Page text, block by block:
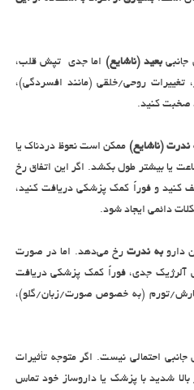
بعید (ناشایع)اما جدی تپش قلب،
تغییرات روحی/خلقی (مانند افسردگی)،
صخبت کنید.
ندرت (ناشایع)ممکن است نعوظ دردناک یا
را تجربه کنند که ۴ ساعت یا بیشتر طول بکشد. اگر این اتفاق رخ
کنید و فوراً کمک پزشکی دریافت کنید،
دائمی ایجاد شود.
دارو به ندرترخ می‌دهد. اما در صورت
آلرژیک جدی، فوراً کمک پزشکی دریافت
خارش/تورم (به خصوص صورت/زبان/گلو)،
احتمالی نیست. اگر متوجه تأثیرات
شدید با پزشک یا داروساز خود تماس